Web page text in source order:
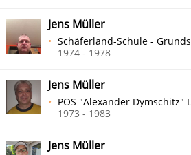
Jens Müller
Schäferland-Schule -
1974 - 1978
Jens Müller
POS "Alexander Dymschitz"
1973 - 1983
Jens Müller